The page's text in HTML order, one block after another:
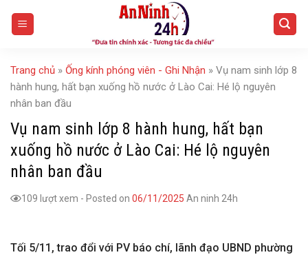
Trang chủ » Ống kính phóng viên - Ghi Nhận » Vụ nam sinh lớp 8
hành hung, hất bạn xuống hồ nước ở Lào Cai: Hé lộ nguyên
nhân ban đầu
Vụ nam sinh lớp 8 hành hung, hất bạn
xuống hồ nước ở Lào Cai: Hé lộ nguyên
nhân ban đầu
109 lượt xem - Posted on 06/11/2025 An ninh 24h
Tối 5/11, trao đổi với PV báo chí, lãnh đạo UBND phường